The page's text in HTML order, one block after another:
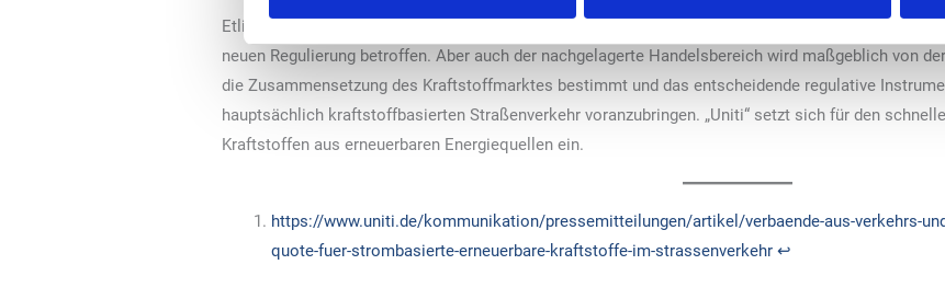
Etliche „Uniti“-Mitgliedsunternehmen sind als steuerliche Inverkehrbringer von Otto- und
neuen Regulierung betroffen. Aber auch der nachgelagerte Handelsbereich wird maßgeblich von
die Zusammensetzung des Kraftstoffmarktes bestimmt und das entscheidende regulative
hauptsächlich kraftstoffbasierten Straßenverkehr voranzubringen. „Uniti“ setzt sich für den
Kraftstoffen aus erneuerbaren Energiequellen ein.
https://www.uniti.de/kommunikation/pressemitteilungen/artikel/verbaende-aus-verkehrs-
quote-fuer-strombasierte-erneuerbare-kraftstoffe-im-strassenverkehr ↩︎